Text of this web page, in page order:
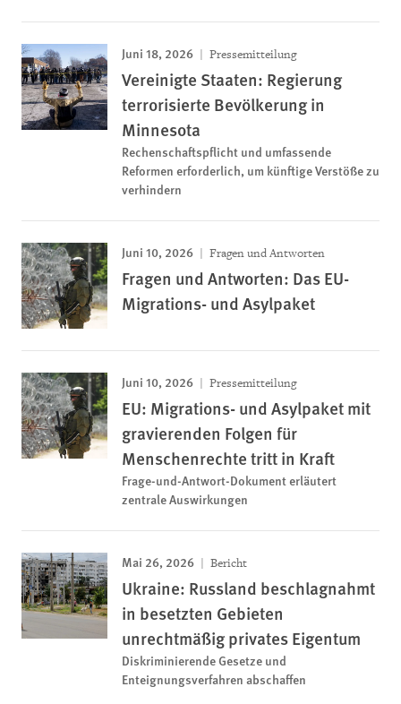
Juni 18, 2026 Pressemitteilung
Vereinigte Staaten: Regierung
terrorisierte Bevölkerung in
Minnesota
Rechenschaftspflicht und umfassende
Reformen erforderlich, um künftige Verstöße zu
verhindern
Juni 10, 2026 Fragen und Antworten
Fragen und Antworten: Das EU-
Migrations- und Asylpaket
Juni 10, 2026 Pressemitteilung
EU: Migrations- und Asylpaket mit
gravierenden Folgen für
Menschenrechte tritt in Kraft
Frage-und-Antwort-Dokument erläutert
zentrale Auswirkungen
Mai 26, 2026 Bericht
Ukraine: Russland beschlagnahmt
in besetzten Gebieten
unrechtmäßig privates Eigentum
Diskriminierende Gesetze und
Enteignungsverfahren abschaffen